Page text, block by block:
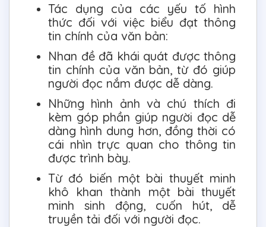
Tác dụng của các yếu tố hình
thức đối với việc biểu đạt thông
tin chính của văn bản:
Nhan đề đã khái quát được thông
tin chính của văn bản, từ đó giúp
người đọc nắm được dễ dàng.
Những hình ảnh và chú thích đi
kèm góp phần giúp người đọc dễ
dàng hình dung hơn, đồng thời có
cái nhìn trực quan cho thông tin
được trình bày.
Từ đó biến một bài thuyết minh
khô khan thành một bài thuyết
minh sinh động, cuốn hút, dễ
truyền tải đối với người đọc.